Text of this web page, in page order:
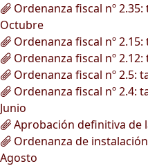
Ordenanza fiscal nº
Octubre
Ordenanza fiscal nº
Ordenanza fiscal nº
Ordenanza fiscal nº 2.5:
Ordenanza fiscal nº 2.4:
Junio
Aprobación definitiva de
Ordenanza de
Agosto